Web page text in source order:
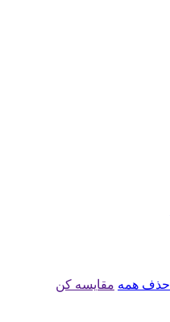
حذف همه مقایسه کن